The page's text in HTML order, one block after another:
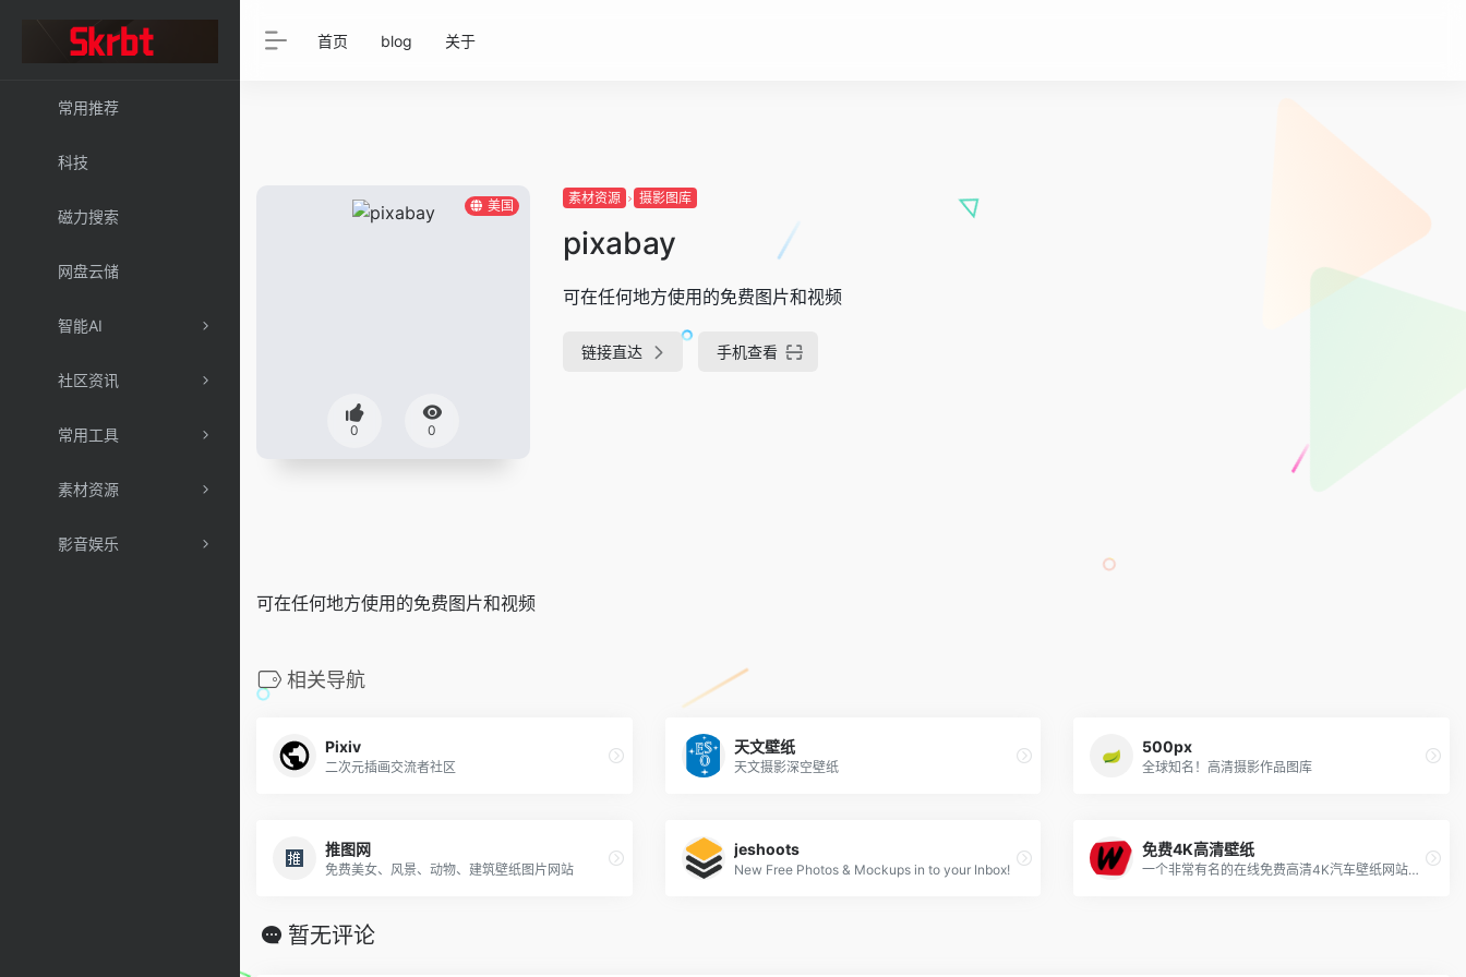
常用推荐
科技
磁力搜索
网盘云储
智能AI
社区资讯
常用工具
素材资源
影音娱乐
首页 blog 关于
美国
0 0
素材资源 摄影图库
pixabay
可在任何地方使用的免费图片和视频
链接直达 手机查看
可在任何地方使用的免费图片和视频
相关导航
Pixiv
二次元插画交流者社区
天文壁纸
天文摄影深空壁纸
500px
全球知名！高清摄影作品图库
推图网
免费美女、风景、动物、建筑壁纸图片网站
jeshoots
New Free Photos & Mockups in to your Inbox!
免费4K高清壁纸
一个非常有名的在线免费高清4K汽车壁纸网站，主要是收集各类超级酷炫的汽车壁纸，不仅有各类跑车还有各类概念车，而[…]
暂无评论